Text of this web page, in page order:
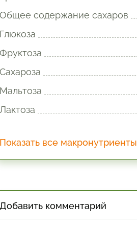
Общее содержание сахаров
Глюкоза
Фруктоза
Сахароза
Мальтоза
Лактоза
Показать все макронутриенты
Добавить комментарий